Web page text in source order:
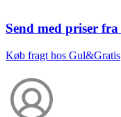
Send med priser fra
Køb fragt hos Gul&Gratis